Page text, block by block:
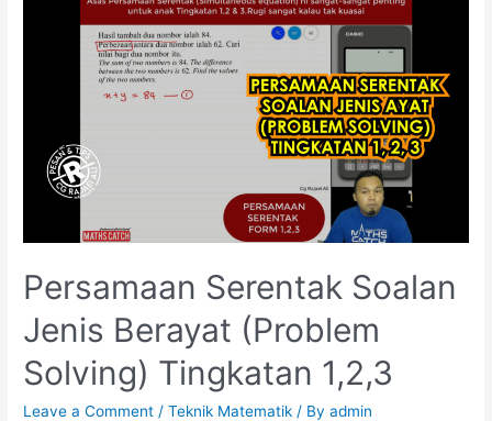
Persamaan Serentak Soalan
Jenis Berayat (Problem
Solving) Tingkatan 1,2,3
Leave a Comment /Teknik Matematik / Byadmin